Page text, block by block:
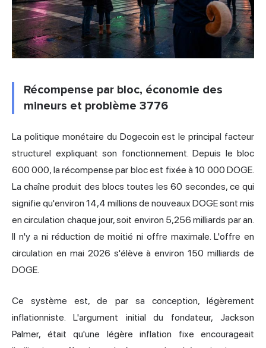
Récompense par bloc, économie des
mineurs et problème 3776
La politique monétaire du Dogecoin est le principal facteur
structurel expliquant son fonctionnement. Depuis le bloc
600 000, la récompense par bloc est fixée à 10 000 DOGE.
La chaîne produit des blocs toutes les 60 secondes, ce qui
signifie qu'environ 14,4 millions de nouveaux DOGE sont mis
en circulation chaque jour, soit environ 5,256 milliards par an.
Il n'y a ni réduction de moitié ni offre maximale. L'offre en
circulation en mai 2026 s'élève à environ 150 milliards de
DOGE.
Ce système est, de par sa conception, légèrement
inflationniste. L'argument initial du fondateur, Jackson
Palmer, était qu'une légère inflation fixe encourageait